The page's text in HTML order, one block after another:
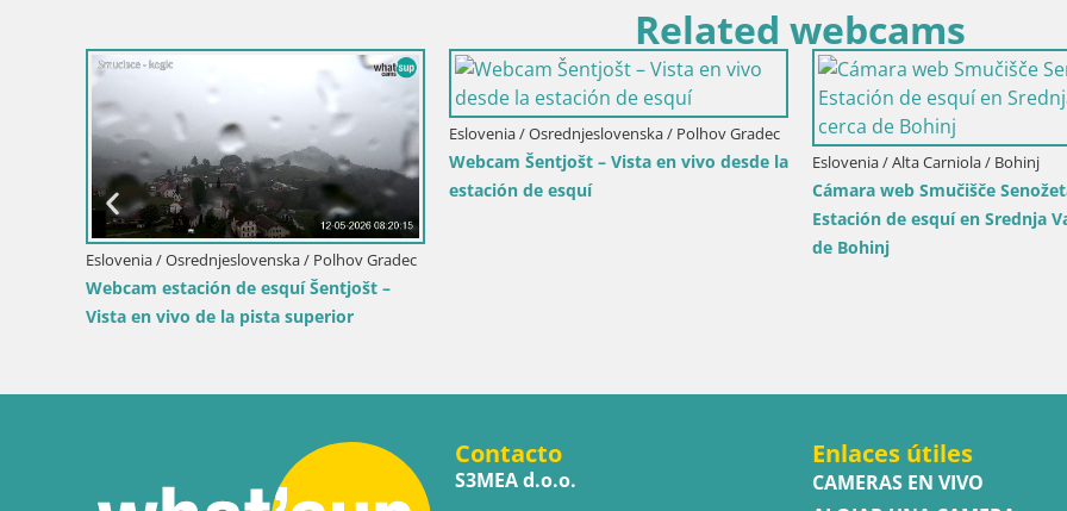
Related webcams
/ Alta Carniola / Bohinj
en vivo Bohinjska Bistrica – Vista
directo desde la estación de esquí
Italia / Trentino-Alto Adige / Terenten
Webcam Terenten (1210m) – Vista en
vivo del Valle de Pusteria
Italia / Trentino-Alto Adige / Rio Pusteria-
Contacto
S3MEA d.o.o.
Enlaces útiles
CAMERAS EN VIVO